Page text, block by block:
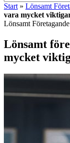
Start » Lönsamt
vara mycket
Lönsamt Företagande
Lönsamt
mycket